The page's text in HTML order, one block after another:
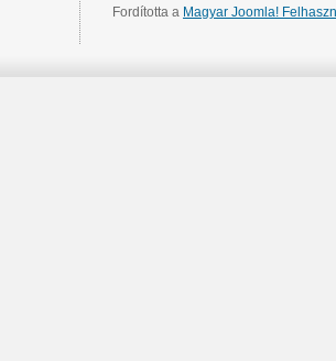
Fordította a Magyar Joomla!